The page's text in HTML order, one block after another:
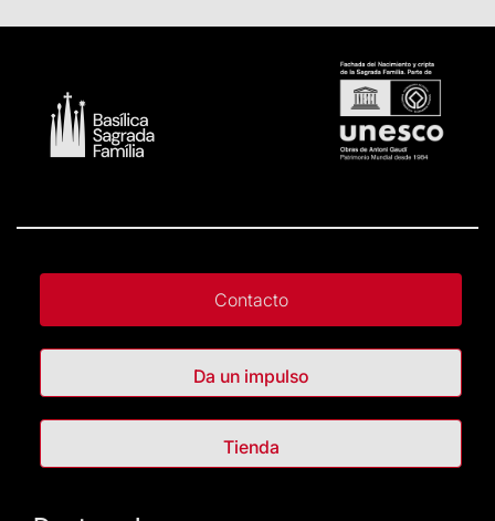
Contacto
Da un impulso
Tienda